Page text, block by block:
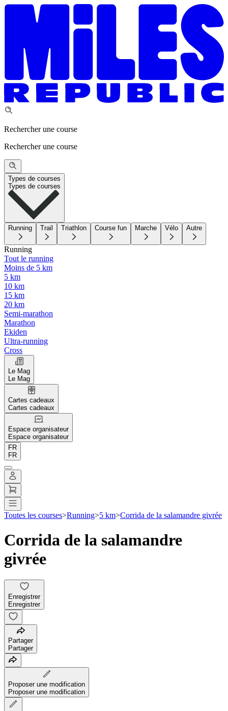
Rechercher une course
Rechercher une course
Types de courses
Types de courses
Running Trail Triathlon Course fun Marche Vélo Autre
Running
Tout le running
Moins de 5 km
5 km
10 km
15 km
20 km
Semi-marathon
Marathon
Ekiden
Ultra-running
Cross
Le Mag
Le Mag
Cartes cadeaux
Cartes cadeaux
Espace organisateur
Espace organisateur
FR
FR
Toutes les courses>Running>5 km>Corrida de la salamandre givrée
Corrida de la salamandre
givrée
Enregistrer
Enregistrer
Partager
Partager
Proposer une modification
Proposer une modification